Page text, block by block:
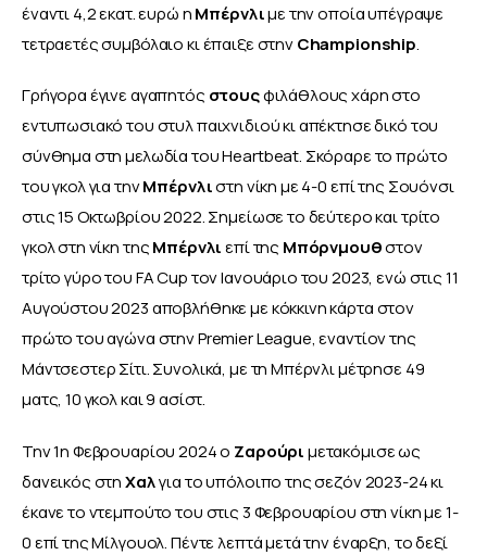
έναντι 4,2 εκατ. ευρώ η Μπέρνλι με την οποία υπέγραψε
τετραετές συμβόλαιο κι έπαιξε στην Championship.
Γρήγορα έγινε αγαπητός στους φιλάθλους χάρη στο
εντυπωσιακό του στυλ παιχνιδιού κι απέκτησε δικό του
σύνθημα στη μελωδία του Heartbeat. Σκόραρε το πρώτο
του γκολ για την Μπέρνλι στη νίκη με 4-0 επί της Σουόνσι
στις 15 Οκτωβρίου 2022. Σημείωσε το δεύτερο και τρίτο
γκολ στη νίκη της Μπέρνλι επί της Μπόρνμουθ στον
τρίτο γύρο του FA Cup τον Ιανουάριο του 2023, ενώ στις 11
Αυγούστου 2023 αποβλήθηκε με κόκκινη κάρτα στον
πρώτο του αγώνα στην Premier League, εναντίον της
Μάντσεστερ Σίτι. Συνολικά, με τη Μπέρνλι μέτρησε 49
ματς, 10 γκολ και 9 ασίστ.
Την 1η Φεβρουαρίου 2024 ο Ζαρούρι μετακόμισε ως
δανεικός στη Χαλ για το υπόλοιπο της σεζόν 2023-24 κι
έκανε το ντεμπούτο του στις 3 Φεβρουαρίου στη νίκη με 1-
0 επί της Μίλγουολ. Πέντε λεπτά μετά την έναρξη, το δεξί